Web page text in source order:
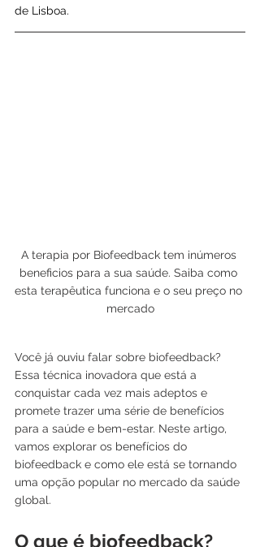
de Lisboa.
A terapia por Biofeedback tem inúmeros
beneficios para a sua saúde. Saiba como
esta terapêutica funciona e o seu preço no
mercado
Você já ouviu falar sobre biofeedback?
Essa técnica inovadora que está a
conquistar cada vez mais adeptos e
promete trazer uma série de benefícios
para a saúde e bem-estar. Neste artigo,
vamos explorar os benefícios do
biofeedback e como ele está se tornando
uma opção popular no mercado da saúde
global.
O que é biofeedback?